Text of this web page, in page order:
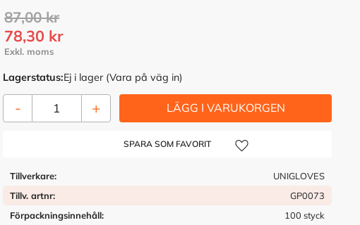
Nedsatt pris:
78,30 kr
Ordinarie pris:
87,00kr
Lagerstatus Ej i lager (Vara på väg in)
+
-
Lägg till i önskelista
Tillverkare
UNIGLOVES
Tillv. artnr
GP0073
Förpackningsinnehåll
100 styck